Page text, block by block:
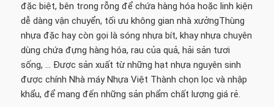
đặc biệt, bên trong rỗng để chứa hàng hóa hoặc linh kiện
dễ dàng vận chuyển, tối ưu không gian nhà xưởngThùng
nhựa đặc hay còn gọi là sóng nhựa bít, khay nhựa chuyên
dùng chứa đựng hàng hóa, rau của quả, hải sản tươi
sống, … Được sản xuất từ những hạt nhựa nguyên sinh
được chính Nhà máy Nhựa Việt Thành chọn lọc và nhập
khẩu, để mang đến những sản phẩm chất lượng giá rẻ.